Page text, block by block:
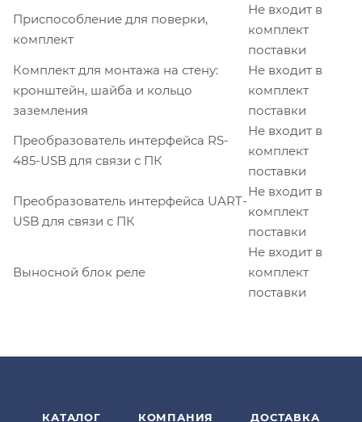
Приспособление для поверки,
комплект
Не входит в
комплект
поставки
Комплект для монтажа на стену:
кронштейн, шайба и кольцо
заземления
Не входит в
комплект
поставки
Преобразователь интерфейса RS-
485-USB для связи с ПК
Не входит в
комплект
поставки
Преобразователь интерфейса UART-
USB для связи с ПК
Не входит в
комплект
поставки
Выносной блок реле
Не входит в
комплект
поставки
КАТАЛОГ КОМПАНИЯ ДОСТАВКА